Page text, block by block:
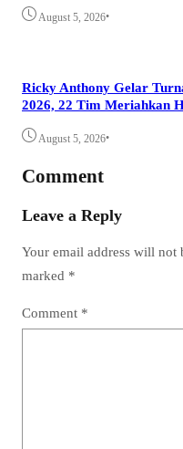
August 5, 2026•
Ricky Anthony Gelar
2026, 22 Tim Meriahkan
August 5, 2026•
Comment
Leave a Reply
Your email address will not
marked *
Comment *